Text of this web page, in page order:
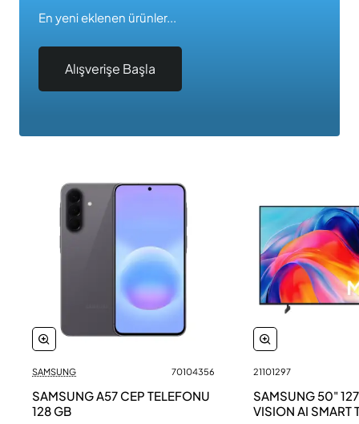
En yeni eklenen ürünler...
Alışverişe Başla
Yeni
SAMSUNG 70104356
SAMSUNG A57 CEP TELEFONU
128 GB
21101297
SAMSUNG 50"
VISION AI SMART